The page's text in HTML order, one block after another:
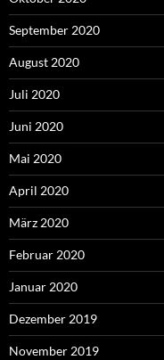
September 2020
August 2020
Juli 2020
Juni 2020
Mai 2020
April 2020
März 2020
Februar 2020
Januar 2020
Dezember 2019
November 2019